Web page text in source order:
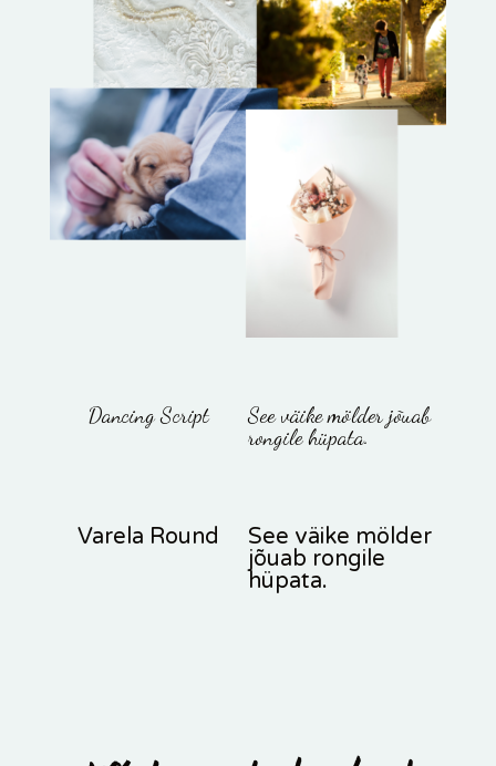
Dancing Script
See väike mölder jõuab
rongile hüpata.
Varela Round
See väike mölder
jõuab rongile
hüpata.